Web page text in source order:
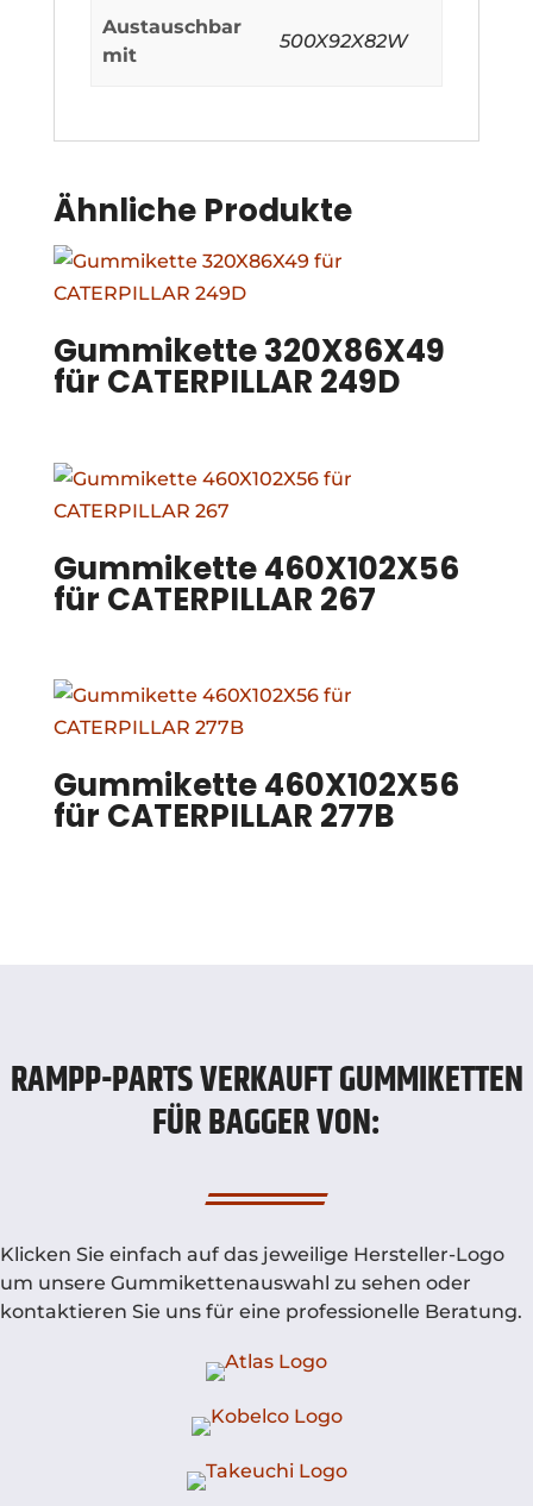
Austauschbar
mit
500X92X82W
Ähnliche Produkte
Gummikette 320X86X49
für CATERPILLAR 249D
Gummikette 460X102X56
für CATERPILLAR 267
Gummikette 460X102X56
für CATERPILLAR 277B
RAMPP-PARTS VERKAUFT GUMMIKETTEN
FÜR BAGGER VON:
Klicken Sie einfach auf das jeweilige Hersteller-Logo
um unsere Gummikettenauswahl zu sehen oder
kontaktieren Sie uns für eine professionelle Beratung.